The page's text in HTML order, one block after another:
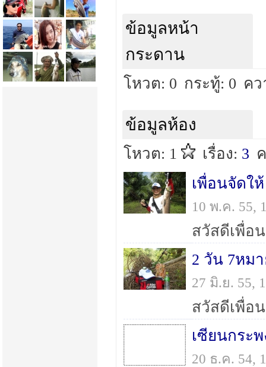
ข้อมูลหน้า
กระดาน
โหวต: 0 กระทู้: 0 ค
ข้อมูลห้อง
โหวต: 1 เรื่อง: 3
เพื่อนจัดให้
10 พ.ค. 55,
2 วัน 7หม
27 มิ.ย. 55,
เซียนกระ
20 ธ.ค. 54,